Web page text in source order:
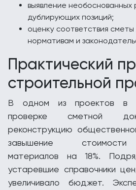
выявление необоснованных
дублирующих позиций;
оценку соответствия
нормативам и
Практический
строительной
В одном из проектов в
проверке сметной
реконструкцию
завышение стоимости
материалов на 18%.
устаревшие справочники
увеличивало бюджет.